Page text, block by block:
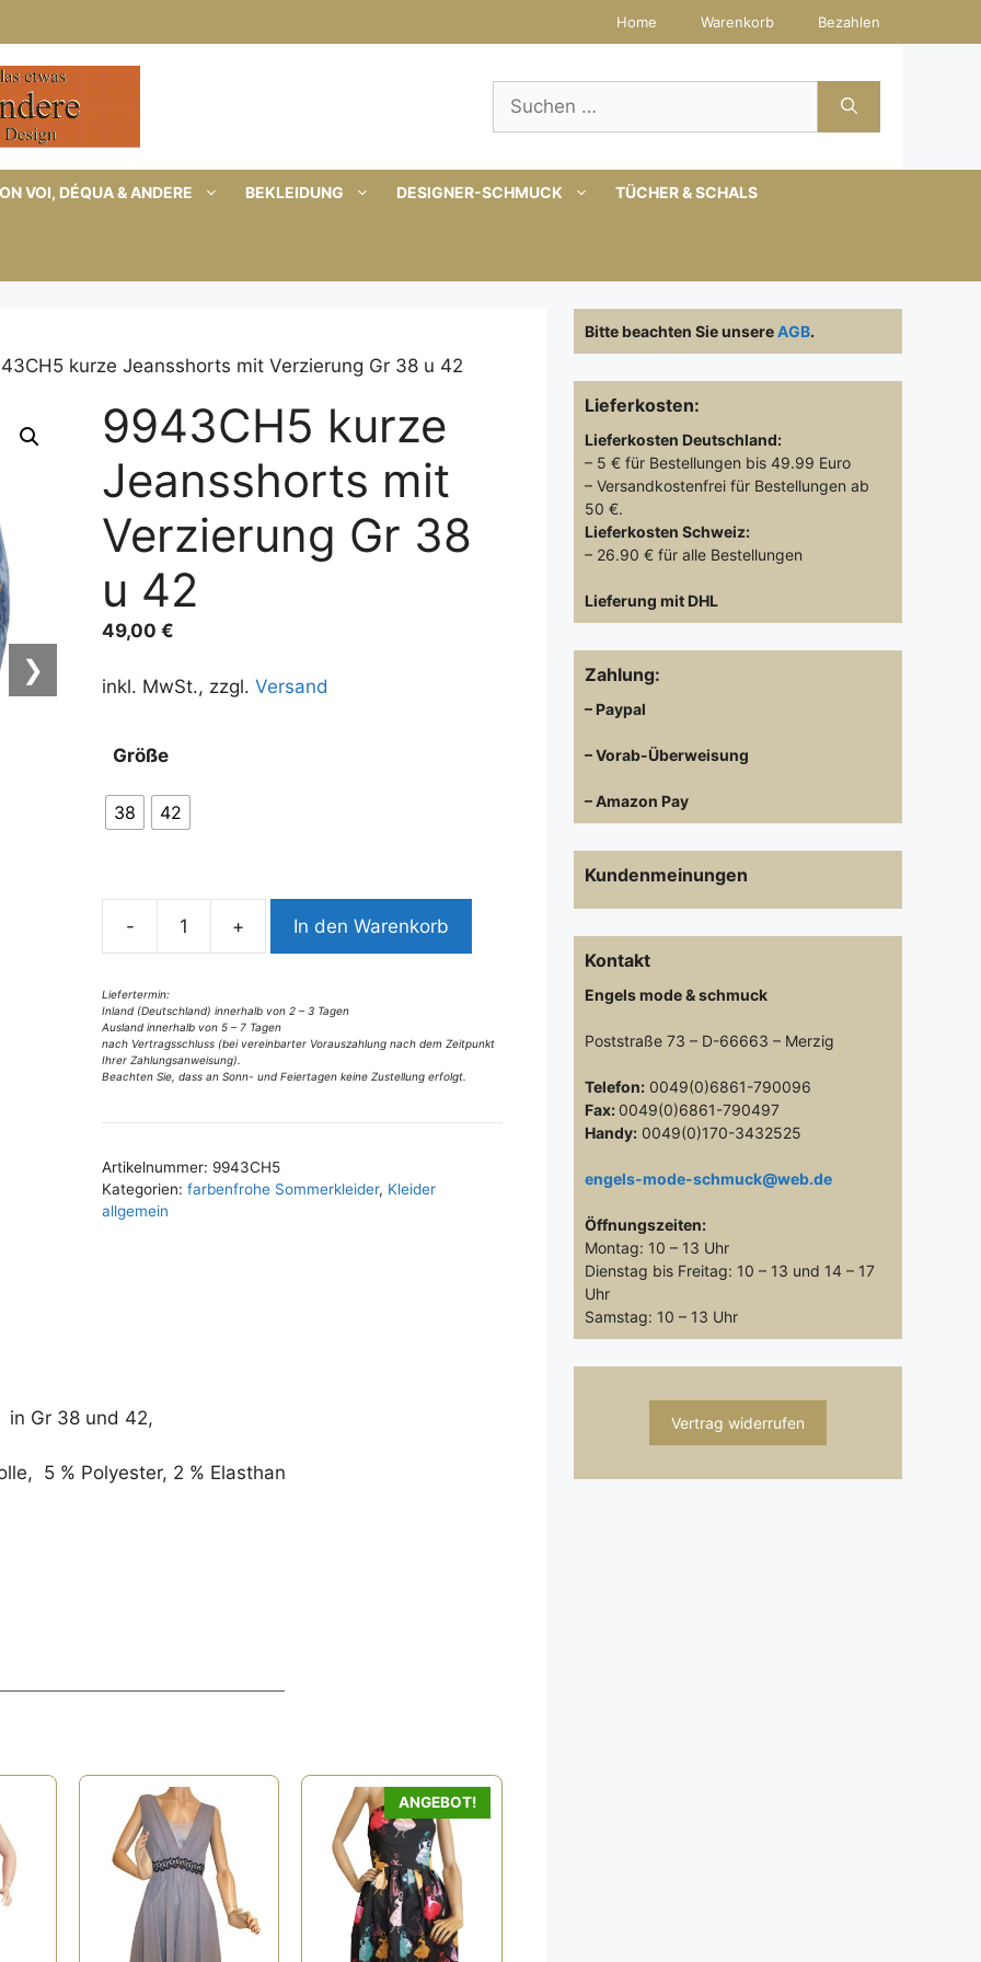
Home Warenkorb Bezahlen
Suchen
nach:
VOI, DÉQUA & ANDERE BEKLEIDUNG DESIGNER-SCHMUCK TÜCHER & SCHALS
kurze Jeansshorts mit Verzierung Gr 38 u 42
❯
9943CH5 kurze
Jeansshorts mit
Verzierung Gr 38
u 42
49,00€
inkl. MwSt., zzgl.Versand
Größe
38 42
-
9943CH5
Jeansshorts
mit
Verzierung
Gr
u
42
Menge
+ In den Warenkorb
Liefertermin:
Inland (Deutschland) innerhalb von 2 – 3 Tagen
Ausland innerhalb von 5 – 7 Tagen
nach Vertragsschluss (bei vereinbarter Vorauszahlung nach dem Zeitpunkt
Ihrer Zahlungsanweisung).
Beachten Sie, dass an Sonn- und Feiertagen keine Zustellung erfolgt.
t
e
a
i
v
e
:
Artikelnummer: 9943CH5
Kategorien:farbenfrohe Sommerkleider, Kleider
allgemein
in Gr 38 und 42,
5 % Polyester, 2 % Elasthan
ANGEBOT!
Bitte beachten Sie unsereAGB.
Lieferkosten:
Lieferkosten Deutschland:
– 5 € für Bestellungen bis 49.99 Euro
– Versandkostenfrei für Bestellungen ab
50 €.
Lieferkosten Schweiz:
– 26.90 € für alle Bestellungen
Lieferung mit DHL
Zahlung:
– Paypal
– Vorab-Überweisung
– Amazon Pay
Kundenmeinungen
Kontakt
Engels mode & schmuck
Poststraße 73 – D-66663 – Merzig
Telefon: 0049(0)6861-790096
Fax: 0049(0)6861-790497
Handy: 0049(0)170-3432525
engels-mode-schmuck@web.de
Öffnungszeiten:
Montag: 10 – 13 Uhr
Dienstag bis Freitag: 10 – 13 und 14 – 17
Uhr
Samstag: 10 – 13 Uhr
Vertrag widerrufen